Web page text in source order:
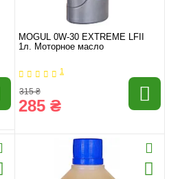
MOGUL 0W-30 EXTREME LFII
1л. Моторное масло
1
315 ₴
285 ₴